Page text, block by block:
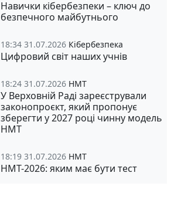
Навички кібербезпеки – ключ до
безпечного майбутнього
18:34 31.07.2026 Кібербезпека
Цифровий світ наших учнів
18:24 31.07.2026 НМТ
У Верховній Раді зареєстрували
законопроєкт, який пропонує
зберегти у 2027 році чинну модель
НМТ
18:19 31.07.2026 НМТ
НМТ-2026: яким має бути тест